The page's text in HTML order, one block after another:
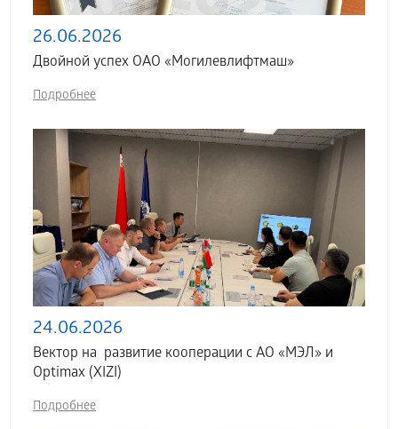
26.06.2026
Двойной успех ОАО «Могилевлифтмаш»
Подробнее
24.06.2026
Вектор на развитие кооперации с АО «МЭЛ» и
Optimax (XIZI)
Подробнее